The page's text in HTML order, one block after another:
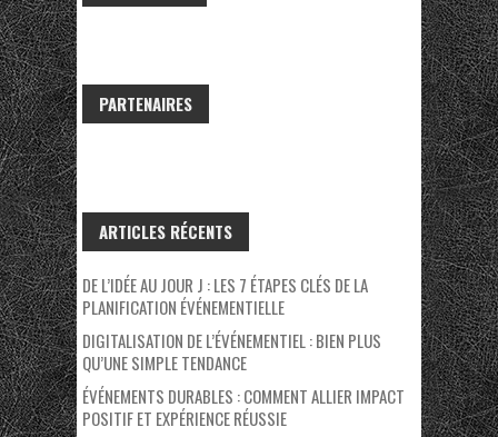
PARTENAIRES
ARTICLES RÉCENTS
DE L’IDÉE AU JOUR J : LES 7 ÉTAPES CLÉS DE LA
PLANIFICATION ÉVÉNEMENTIELLE
DIGITALISATION DE L’ÉVÉNEMENTIEL : BIEN PLUS
QU’UNE SIMPLE TENDANCE
ÉVÉNEMENTS DURABLES : COMMENT ALLIER IMPACT
POSITIF ET EXPÉRIENCE RÉUSSIE